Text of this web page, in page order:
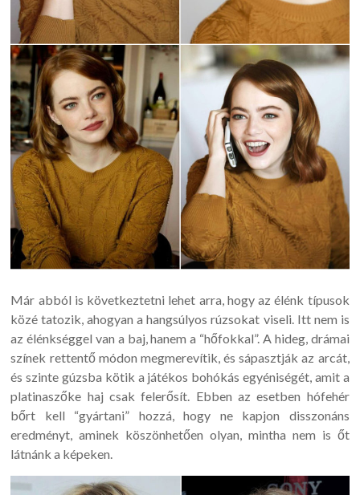
Már abból is következtetni lehet arra, hogy az élénk típusok
közé tatozik, ahogyan a hangsúlyos rúzsokat viseli. Itt nem is
az élénkséggel van a baj, hanem a “hőfokkal”. A hideg, drámai
színek rettentő módon megmerevítik, és sápasztják az arcát,
és szinte gúzsba kötik a játékos bohókás egyéniségét, amit a
platinaszőke haj csak felerősít. Ebben az esetben hófehér
bőrt kell “gyártani” hozzá, hogy ne kapjon disszonáns
eredményt, aminek köszönhetően olyan, mintha nem is őt
látnánk a képeken.